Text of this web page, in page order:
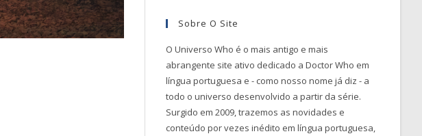
Sobre O Site
O Universo Who é o mais antigo e mais
abrangente site ativo dedicado a Doctor Who em
língua portuguesa e - como nosso nome já diz - a
todo o universo desenvolvido a partir da série.
Surgido em 2009, trazemos as novidades e
conteúdo por vezes inédito em língua portuguesa,